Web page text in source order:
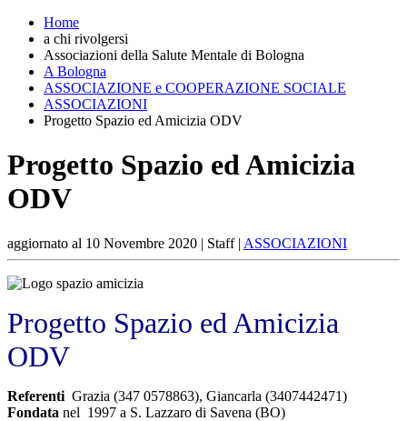
Home
a chi rivolgersi
Associazioni della Salute Mentale di Bologna
A Bologna
ASSOCIAZIONE e COOPERAZIONE SOCIALE
ASSOCIAZIONI
Progetto Spazio ed Amicizia ODV
Progetto Spazio ed Amicizia
ODV
aggiornato al 10 Novembre 2020 | Staff | ASSOCIAZIONI
Progetto Spazio ed Amicizia
ODV
Referenti Grazia (347 0578863), Giancarla (3407442471)
Fondata nel 1997 a S. Lazzaro di Savena (BO)